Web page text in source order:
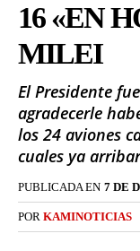
16 «EN
MILEI
El Presidente
agradecerle
los 24 aviones
cuales ya
PUBLICADA EN 7 DE
POR KAMINOTICIAS